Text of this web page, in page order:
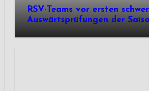
RSV-Teams vor ersten
Auswärtsprüfungen der